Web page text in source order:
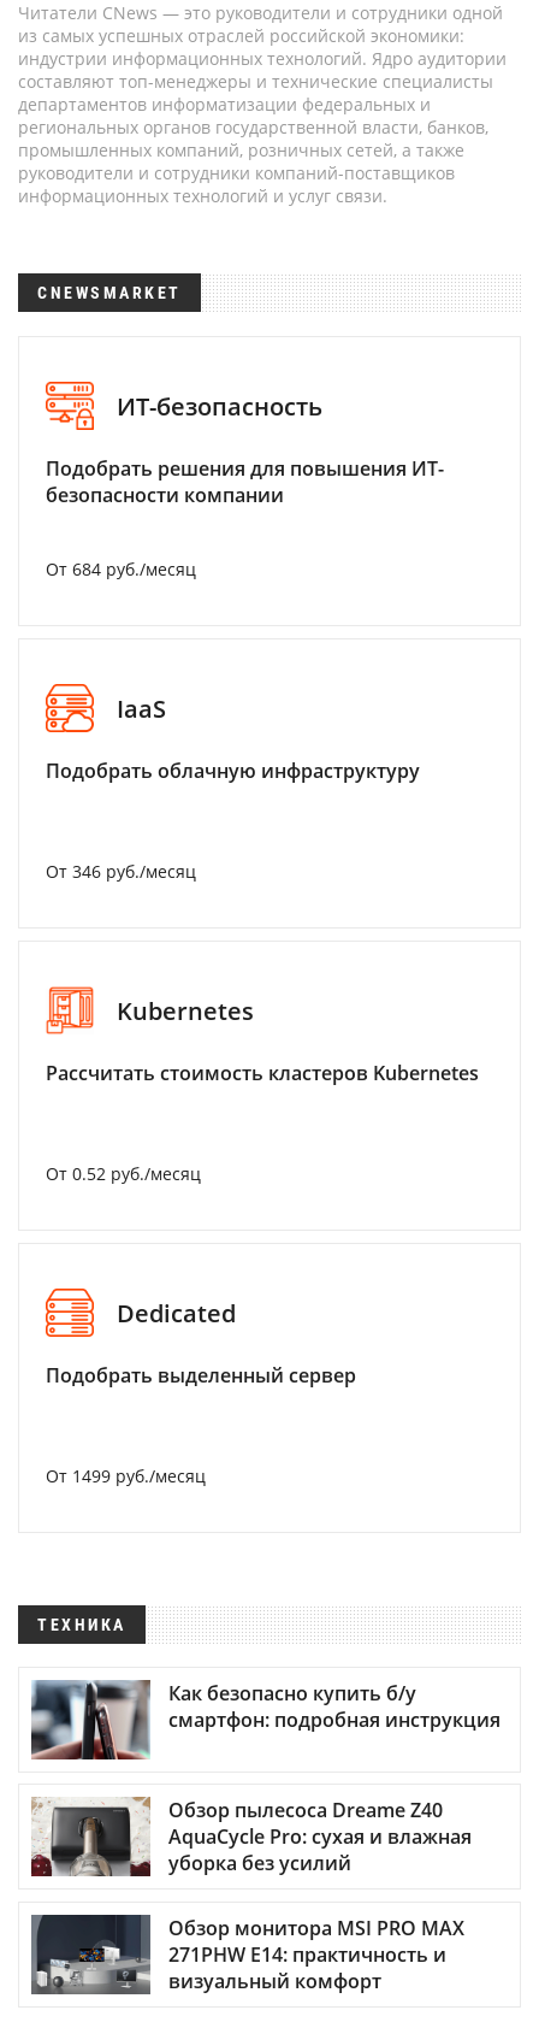
Читатели CNews — это руководители и сотрудники одной
из самых успешных отраслей российской экономики:
индустрии информационных технологий. Ядро аудитории
составляют топ-менеджеры и технические специалисты
департаментов информатизации федеральных и
региональных органов государственной власти, банков,
промышленных компаний, розничных сетей, а также
руководители и сотрудники компаний-поставщиков
информационных технологий и услуг связи.
CNEWSMARKET
ИТ-безопасность
Подобрать решения для повышения ИТ-
безопасности компании
От 684 руб./месяц
IaaS
Подобрать облачную инфраструктуру
От 346 руб./месяц
Kubernetes
Рассчитать стоимость кластеров Kubernetes
От 0.52 руб./месяц
Dedicated
Подобрать выделенный сервер
От 1499 руб./месяц
ТЕХНИКА
Как безопасно купить б/у
смартфон: подробная инструкция
Обзор пылесоса Dreame Z40
AquaCycle Pro: сухая и влажная
уборка без усилий
Обзор монитора MSI PRO MAX
271PHW E14: практичность и
визуальный комфорт